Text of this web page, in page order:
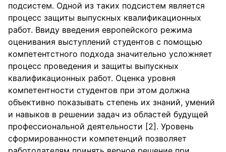
подсистем. Одной из таких подсистем является
процесс защиты выпускных квалификационных
работ. Ввиду введения европейского режима
оценивания выступлений студентов с помощью
компетентстного подхода значительно усложняет
процесс проведения и защиты выпускных
квалификационных работ. Оценка уровня
компетентности студентов при этом должна
объективно показывать степень их знаний, умений
и навыков в решении задач из областей будущей
профессиональной деятельности [2]. Уровень
сформированности компетенций позволяет